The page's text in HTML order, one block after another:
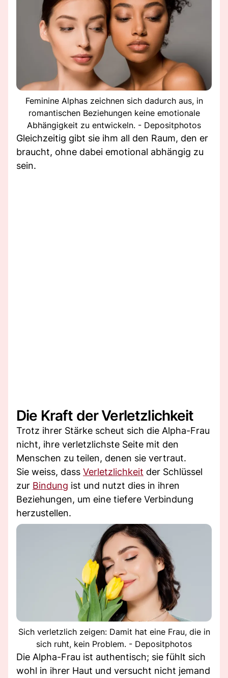
Feminine Alphas zeichnen sich dadurch aus, in
romantischen Beziehungen keine emotionale
Abhängigkeit zu entwickeln. - Depositphotos
Gleichzeitig gibt sie ihm all den Raum, den er
braucht, ohne dabei emotional abhängig zu
sein.
Die Kraft der Verletzlichkeit
Trotz ihrer Stärke scheut sich die Alpha-Frau
nicht, ihre verletzlichste Seite mit den
Menschen zu teilen, denen sie vertraut.
Sie weiss, dass Verletzlichkeit der Schlüssel
zur Bindung ist und nutzt dies in ihren
Beziehungen, um eine tiefere Verbindung
herzustellen.
Sich verletzlich zeigen: Damit hat eine Frau, die in
sich ruht, kein Problem. - Depositphotos
Die Alpha-Frau ist authentisch; sie fühlt sich
wohl in ihrer Haut und versucht nicht jemand